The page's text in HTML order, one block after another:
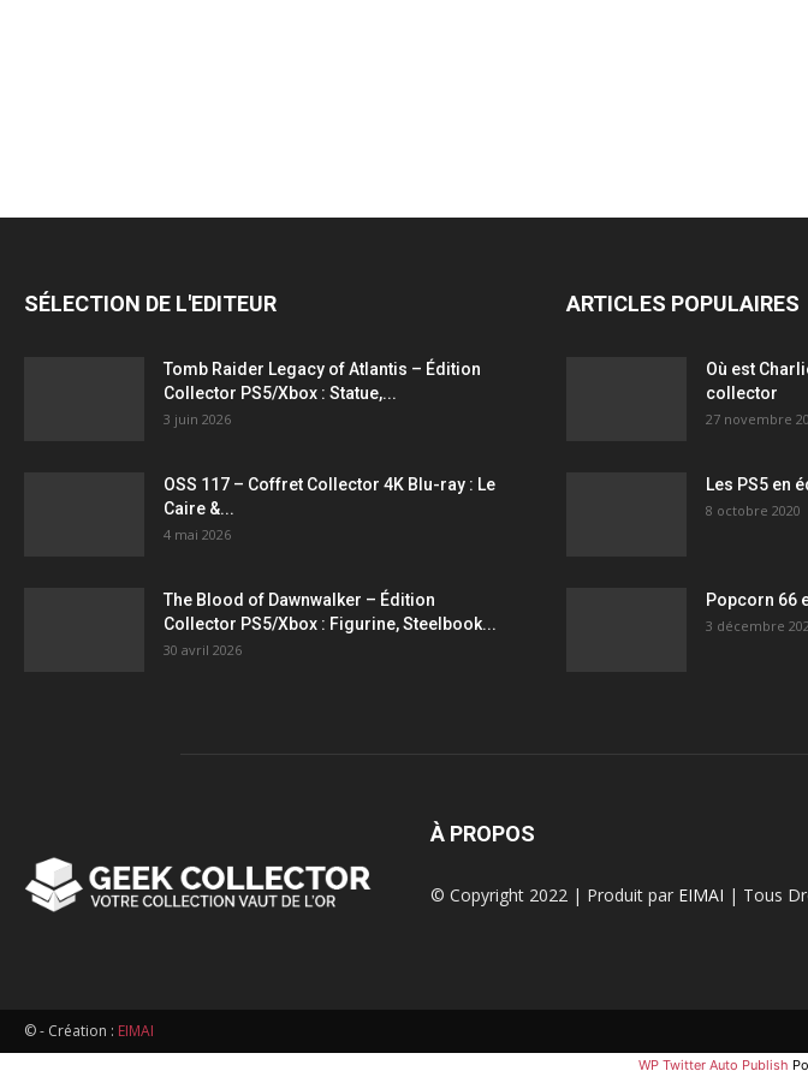
statuettes
SÉLECTION DE L'EDITEUR
Tomb Raider Legacy of Atlantis – Édition
Collector PS5/Xbox : Statue,...
3 juin 2026
OSS 117 – Coffret Collector 4K Blu-ray : Le
Caire &...
4 mai 2026
The Blood of Dawnwalker – Édition
Collector PS5/Xbox : Figurine, Steelbook...
30 avril 2026
ARTICLES POPULAIRES
Où est
collector
27 novembre
Les PS5 en
8 octobre 2020
Popcorn 66
3 décembre
À PROPOS
© Copyright 2022 | Produit par EIMAI | Tous
© - Création : EIMAI
WP Twitter Auto Publish